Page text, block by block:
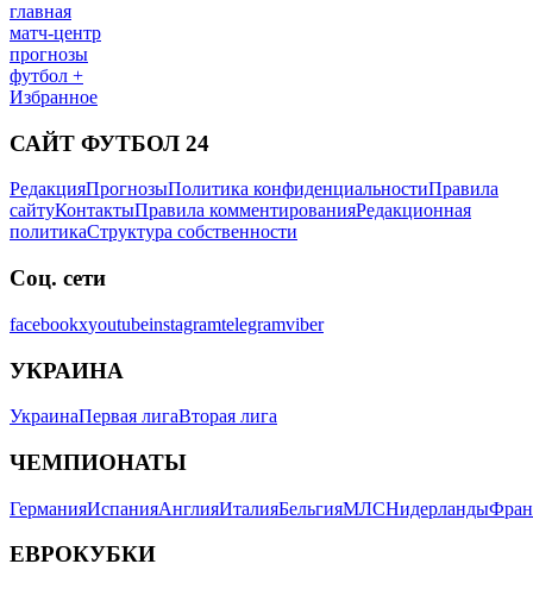
главная
матч-центр
прогнозы
футбол +
Избранное
САЙТ ФУТБОЛ 24
РедакцияПрогнозыПолитика конфиденциальностиПравила
сайтуКонтактыПравила комментированияРедакционная
политикаСтруктура собственности
Соц. сети
facebookxyoutubeinstagramtelegramviber
УКРАИНА
УкраинаПервая лигаВторая лига
ЧЕМПИОНАТЫ
ГерманияИспанияАнглияИталияБельгияМЛСНидерланды
ЕВРОКУБКИ